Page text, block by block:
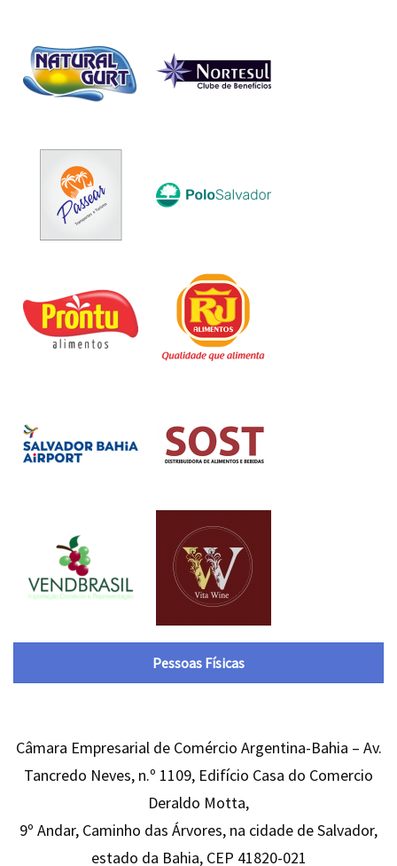
Pessoas Físicas
Câmara Empresarial de Comércio Argentina-Bahia – Av.
Tancredo Neves, n.º 1109, Edifício Casa do Comercio
Deraldo Motta,
9º Andar, Caminho das Árvores, na cidade de Salvador,
estado da Bahia, CEP 41820-021